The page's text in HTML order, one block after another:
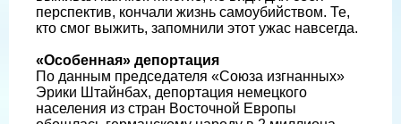
перспектив, кончали жизнь самоубийством. Те,
кто смог выжить, запомнили этот ужас навсегда.
«Особенная» депортация
По данным председателя «Союза изгнанных»
Эрики Штайнбах, депортация немецкого
населения из стран Восточной Европы